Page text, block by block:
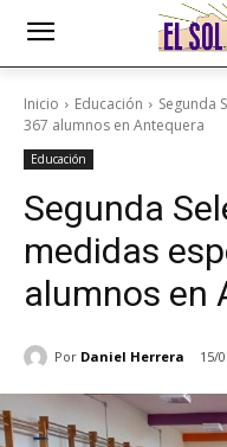
Inicio Educación
Segunda
367 alumnos en Antequera
Educación
Segunda
medidas
alumnos en
Por Daniel Herrera 15/